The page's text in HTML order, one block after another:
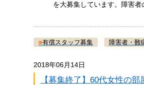
を大募集しています。障害
■有償スタッフ募集 障害者・難
2018年06月14日
【募集終了】60代女性の